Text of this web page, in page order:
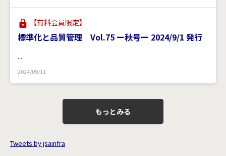
【有料会員限定】
標準化と品質管理 Vol.75 ー秋号ー 2024/9/1 発行
...
2024/09/11
もっとみる
Tweets by jsainfra